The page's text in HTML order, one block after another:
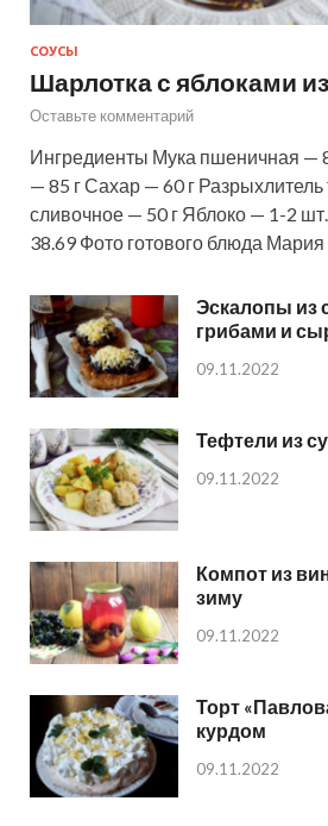
СОУСЫ
Шарлотка с яблоками из
Оставьте комментарий
Ингредиенты Мука пшеничная —
— 85 г Сахар — 60 г
сливочное — 50 г Яблоко — 1-2
38.69 Фото готового блюда Мария
Эскалопы из
грибами и
09.11.2022
Тефтели из
09.11.2022
Компот из
зиму
09.11.2022
Торт
курдом
09.11.2022